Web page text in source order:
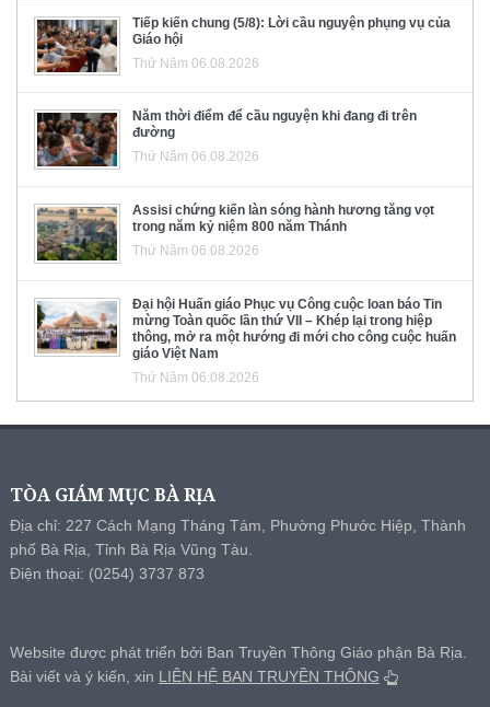
Tiếp kiến chung (5/8): Lời cầu nguyện phụng vụ của
Giáo hội
Thứ Năm 06.08.2026
Năm thời điểm để cầu nguyện khi đang đi trên
đường
Thứ Năm 06.08.2026
Assisi chứng kiến làn sóng hành hương tăng vọt
trong năm kỷ niệm 800 năm Thánh
Thứ Năm 06.08.2026
Đại hội Huấn giáo Phục vụ Công cuộc loan báo Tin
mừng Toàn quốc lần thứ VII – Khép lại trong hiệp
thông, mở ra một hướng đi mới cho công cuộc huấn
giáo Việt Nam
Thứ Năm 06.08.2026
TÒA GIÁM MỤC BÀ RỊA
Địa chỉ: 227 Cách Mạng Tháng Tám, Phường Phước Hiệp, Thành
phố Bà Rịa, Tỉnh Bà Rịa Vũng Tàu.
Điện thoại: (0254) 3737 873
Website được phát triển bởi Ban Truyền Thông Giáo phận Bà Rịa.
Bài viết và ý kiến, xin LIÊN HỆ BAN TRUYỀN THÔNG